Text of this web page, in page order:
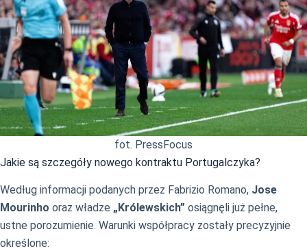
fot. PressFocus
Jakie są szczegóły nowego kontraktu Portugalczyka?
Według informacji podanych przez Fabrizio Romano, Jose
Mourinho oraz władze „Królewskich” osiągnęli już pełne,
ustne porozumienie. Warunki współpracy zostały precyzyjnie
określone: